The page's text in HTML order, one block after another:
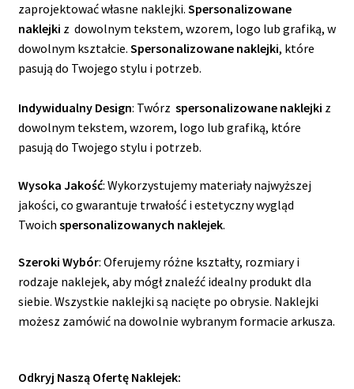
zaprojektować własne naklejki. Spersonalizowane
naklejki z dowolnym tekstem, wzorem, logo lub grafiką, w
dowolnym kształcie. Spersonalizowane naklejki, które
pasują do Twojego stylu i potrzeb.
Indywidualny Design: Twórz spersonalizowane naklejki z
dowolnym tekstem, wzorem, logo lub grafiką, które
pasują do Twojego stylu i potrzeb.
Wysoka Jakość: Wykorzystujemy materiały najwyższej
jakości, co gwarantuje trwałość i estetyczny wygląd
Twoich spersonalizowanych naklejek.
Szeroki Wybór: Oferujemy różne kształty, rozmiary i
rodzaje naklejek, aby mógł znaleźć idealny produkt dla
siebie. Wszystkie naklejki są nacięte po obrysie. Naklejki
możesz zamówić na dowolnie wybranym formacie arkusza.
Odkryj Naszą Ofertę Naklejek: